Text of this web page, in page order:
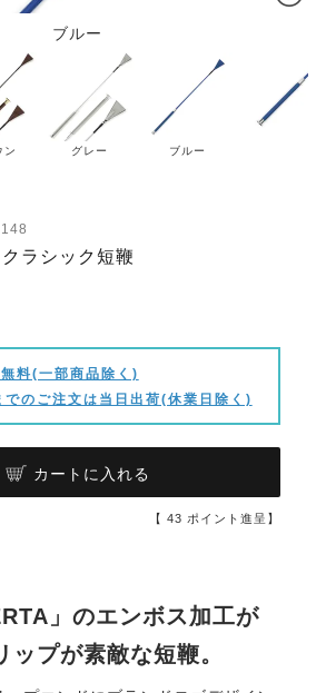
ブルー
ン グレー ブルー
ラシック短鞭
料(一部商品除く)
でのご注文は当日出荷(休業日除く)
カートに入れる
【 43 ポイント進呈】
」のエンボス加工が
ップが素敵な短鞭。